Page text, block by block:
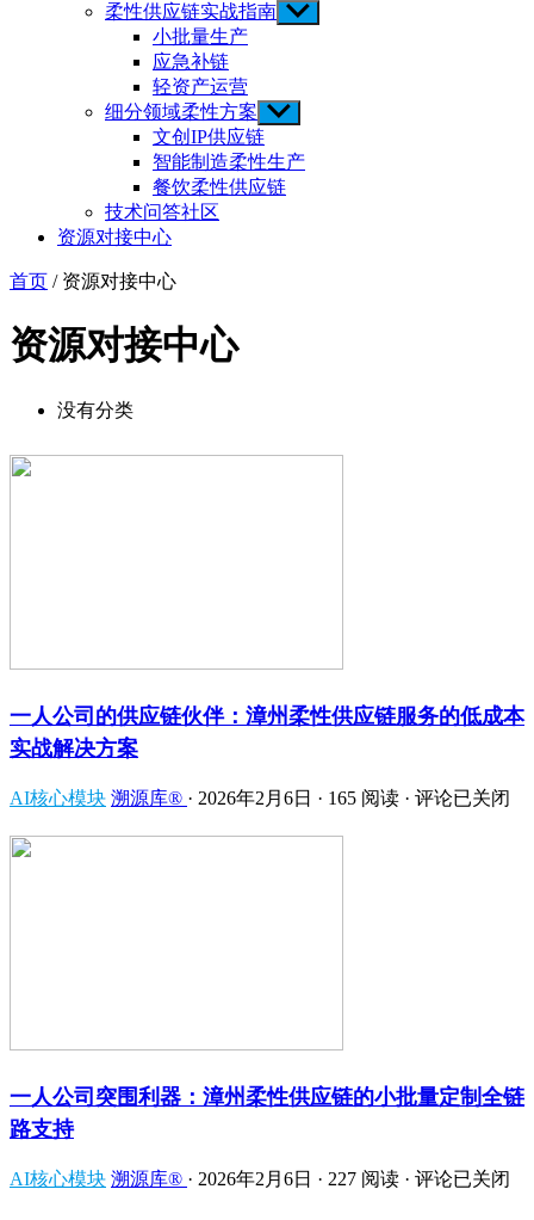
柔性供应链实战指南 Show
sub
小批量生产
应急补链
轻资产运营
细分领域柔性方案 Show
sub
menu
文创IP供应链
智能制造柔性生产
餐饮柔性供应链
技术问答社区
资源对接中心
首页 / 资源对接中心
资源对接中心
没有分类
一人公司的供应链伙伴：漳州柔性供应链服务的低成本
实战解决方案
AI核心模块 溯源库® · 2026年2月6日 · 165 阅读 · 评论已关闭
一人公司突围利器：漳州柔性供应链的小批量定制全链
路支持
AI核心模块 溯源库® · 2026年2月6日 · 227 阅读 · 评论已关闭